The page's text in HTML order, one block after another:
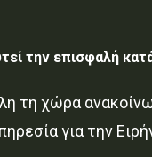
την επισφαλή
τη χώρα
για την